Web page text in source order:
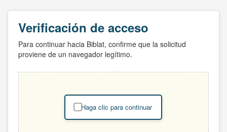
Verificación de acceso
Para continuar hacia Biblat, confirme que la solicitud
proviene de un navegador legítimo.
Haga clic para continuar